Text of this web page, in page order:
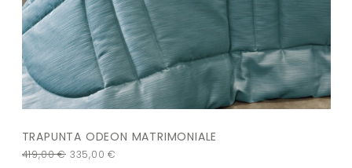
TRAPUNTA ODEON MATRIMONIALE
419,00€ 335,00€